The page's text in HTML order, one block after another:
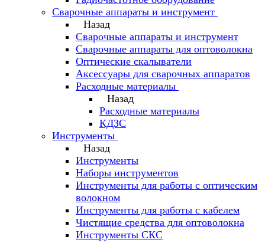
Сварочные аппараты и инструмент
Назад
Сварочные аппараты и инструмент
Сварочные аппараты для оптоволокна
Оптические скалыватели
Аксессуары для сварочных аппаратов
Расходные материалы
Назад
Расходные материалы
КДЗС
Инструменты
Назад
Инструменты
Наборы инструментов
Инструменты для работы с оптическим
волокном
Инструменты для работы с кабелем
Чистящие средства для оптоволокна
Инструменты СКС